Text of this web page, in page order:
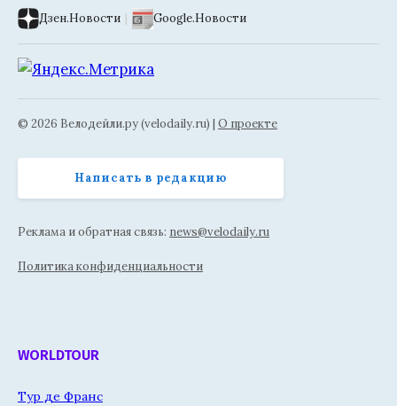
Дзен.Новости | Google.Новости
© 2026 Велодейли.ру (velodaily.ru) | О проекте
Написать в редакцию
Реклама и обратная связь: news@velodaily.ru
Политика конфиденциальности
WORLDTOUR
Тур де Франс